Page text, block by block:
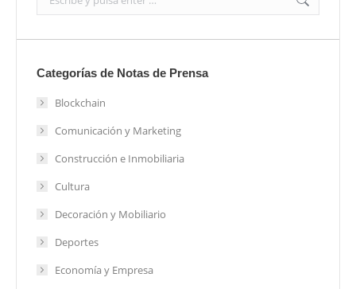
Categorías de Notas de Prensa
Blockchain
Comunicación y Marketing
Construcción e Inmobiliaria
Cultura
Decoración y Mobiliario
Deportes
Economía y Empresa